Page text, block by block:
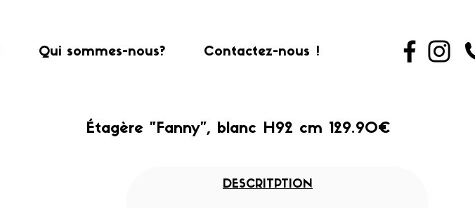
Qui sommes-nous? Contactez-nous !
Étagère "Fanny", blanc H92 cm 129.90€
DESCRITPTION